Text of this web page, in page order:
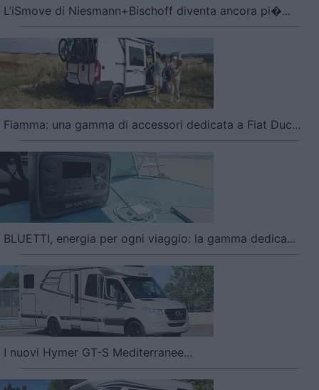
L’iSmove di Niesmann+Bischoff diventa ancora pi�...
Fiamma: una gamma di accessori dedicata a Fiat Duc...
BLUETTI, energia per ogni viaggio: la gamma dedica...
I nuovi Hymer GT-S Mediterranee...